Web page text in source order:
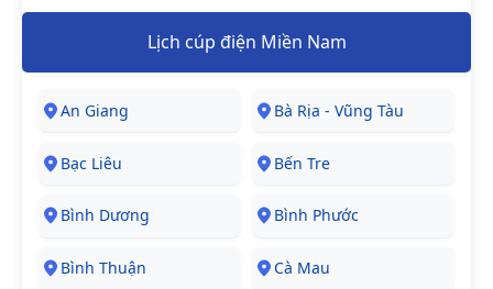
Lịch cúp điện Miền Nam
An Giang Bà Rịa - Vũng Tàu
Bạc Liêu Bến Tre
Bình Dương Bình Phước
Bình Thuận Cà Mau